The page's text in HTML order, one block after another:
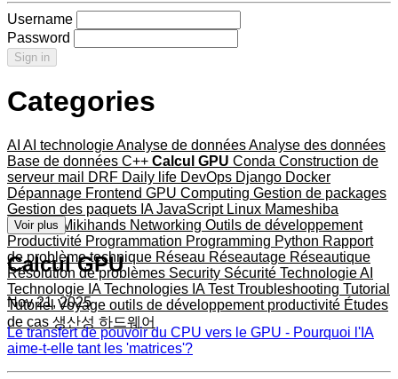
Username
Password
Sign in
Categories
AI AI technologieAnalyse de donnéesAnalyse des données
Base de données C++ Calcul GPU Conda Construction de
serveur mail
DRF Daily life DevOps Django Docker
Dépannage Frontend GPU Computing Gestion de packages
Gestion des paquets IAJavaScript Linux Mameshiba
Matériel Mikihands Networking Outils de développement
Productivité Programmation Programming Python Rapport
de problème technique Réseau Réseautage Réseautique
Résolution de problèmes Security Sécurité Technologie AI
Technologie IATechnologies IATestTroubleshooting Tutorial
TutorielVoyage outils de développement productivité Études
de cas 생산성 하드웨어
Voir plus
Calcul GPU
Nov 21, 2025
Le transfert de pouvoir du CPU vers le GPU - Pourquoi l'IA
aime-t-elle tant les 'matrices'?